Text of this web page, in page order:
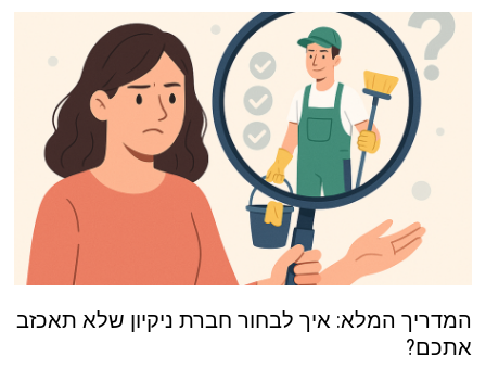
המדריך המלא: איך לבחור חברת ניקיון שלא תאכזב
אתכם?